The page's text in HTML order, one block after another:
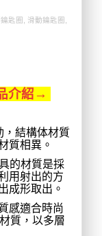
匙圈, 滑動鑰匙圈,
介紹→
，結構体材質
質相異。
的材質是採
用射出的方
成形取出。
感適合時尚
質，以多層